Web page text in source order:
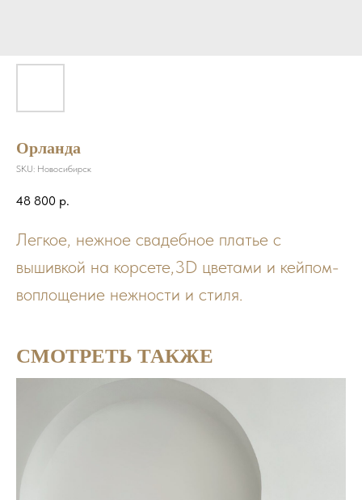
Орланда
SKU: Новосибирск
48 800 р.
Легкое, нежное свадебное платье с
вышивкой на корсете,3D цветами и кейпом-
воплощение нежности и стиля.
СМОТРЕТЬ ТАКЖЕ